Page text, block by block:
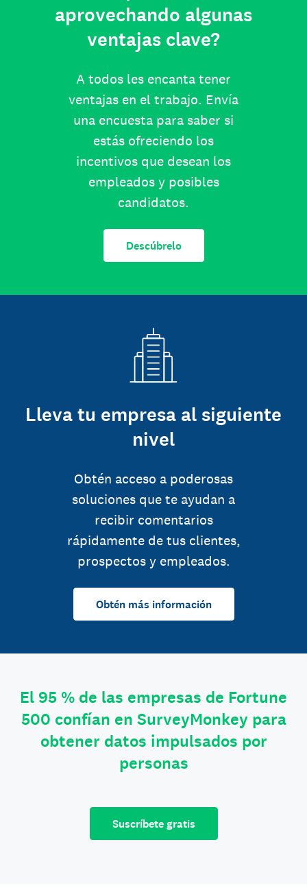
aprovechando algunas
ventajas clave?
A todos les encanta tener
ventajas en el trabajo. Envía
una encuesta para saber si
estás ofreciendo los
incentivos que desean los
empleados y posibles
candidatos.
Descúbrelo
Lleva tu empresa al siguiente
nivel
Obtén acceso a poderosas
soluciones que te ayudan a
recibir comentarios
rápidamente de tus clientes,
prospectos y empleados.
Obtén más información
El 95 % de las empresas de Fortune
500 confían en SurveyMonkey para
obtener datos impulsados por
personas
Suscríbete gratis